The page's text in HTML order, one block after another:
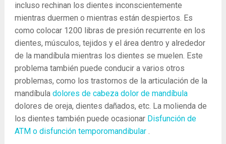
incluso rechinan los dientes inconscientemente
mientras duermen o mientras están despiertos. Es
como colocar 1200 libras de presión recurrente en los
dientes, músculos, tejidos y el área dentro y alrededor
de la mandíbula mientras los dientes se muelen. Este
problema también puede conducir a varios otros
problemas, como los trastornos de la articulación de la
mandíbula dolores de cabeza dolor de mandíbula
dolores de oreja, dientes dañados, etc. La molienda de
los dientes también puede ocasionar Disfunción de
ATM o disfunción temporomandibular .